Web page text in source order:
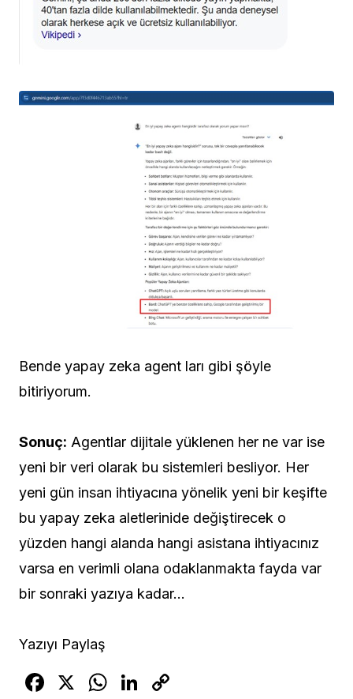
Bende yapay zeka agent ları gibi şöyle
bitiriyorum.
Sonuç: Agentlar dijitale yüklenen her ne var ise
yeni bir veri olarak bu sistemleri besliyor. Her
yeni gün insan ihtiyacına yönelik yeni bir keşifte
bu yapay zeka aletlerinide değiştirecek o
yüzden hangi alanda hangi asistana ihtiyacınız
varsa en verimli olana odaklanmakta fayda var
bir sonraki yazıya kadar…
Yazıyı Paylaş
F
X
W Li